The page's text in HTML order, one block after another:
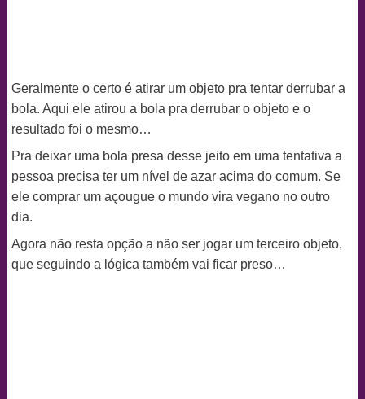
Geralmente o certo é atirar um objeto pra tentar derrubar a
bola. Aqui ele atirou a bola pra derrubar o objeto e o
resultado foi o mesmo…
Pra deixar uma bola presa desse jeito em uma tentativa a
pessoa precisa ter um nível de azar acima do comum. Se
ele comprar um açougue o mundo vira vegano no outro
dia.
Agora não resta opção a não ser jogar um terceiro objeto,
que seguindo a lógica também vai ficar preso…